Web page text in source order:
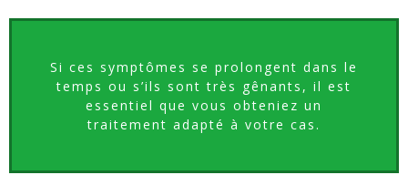
Si ces symptômes se prolongent dans le
temps ou s’ils sont très gênants, il est
essentiel que vous obteniez un
traitement adapté à votre cas.